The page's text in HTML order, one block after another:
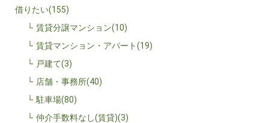
借りたい(155)
賃貸分譲マンション(10)
賃貸マンション・アパート(19)
戸建て(3)
店舗・事務所(40)
駐車場(80)
仲介手数料なし(賃貸)(3)